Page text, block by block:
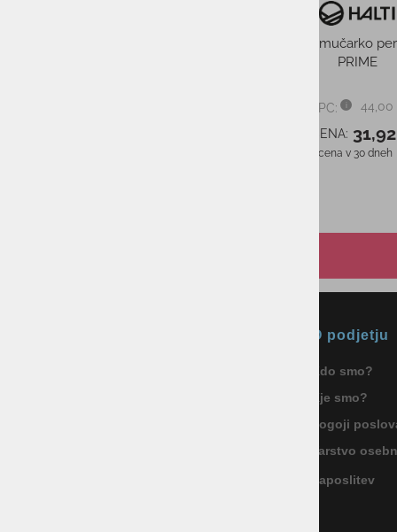
O podjetju
Kdo smo?
Kje smo?
Pogoji
Varstvo
Zaposlitev